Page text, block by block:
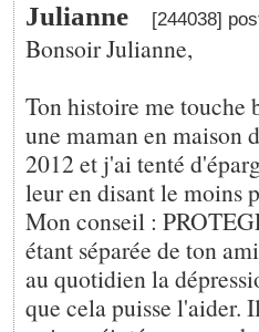
Julianne [244038]
Bonsoir Julianne,
Ton histoire me touche
une maman en maison
2012 et j'ai tenté
leur en disant le moins
Mon conseil :
étant séparée de ton
au quotidien la
que cela puisse l'aider.